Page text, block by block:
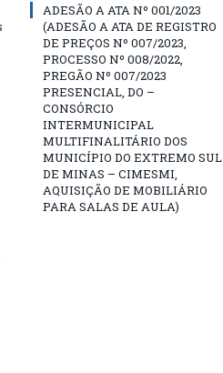
ADESÃO A ATA Nº 001/2023
(ADESÃO A ATA DE REGISTRO
DE PREÇOS Nº 007/2023,
PROCESSO Nº 008/2022,
PREGÃO Nº 007/2023
PRESENCIAL, DO –
CONSÓRCIO
INTERMUNICIPAL
MULTIFINALITÁRIO DOS
MUNICÍPIO DO EXTREMO SUL
DE MINAS – CIMESMI,
AQUISIÇÃO DE MOBILIÁRIO
PARA SALAS DE AULA)